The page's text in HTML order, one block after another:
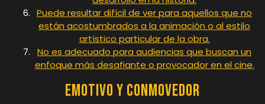
Puede resultar difícil de ver para aquellos que no
están acostumbrados a la animación o al estilo
artístico particular de la obra.
No es adecuado para audiencias que buscan un
enfoque más desafiante o provocador en el cine.
Emotivo y conmovedor